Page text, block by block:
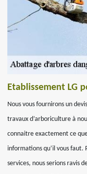
Etablissement LG
Nous vous fournirons un
travaux d’arboriculture à
connaitre exactement ce
informations qu’il vous faut.
services, nous serions ravis